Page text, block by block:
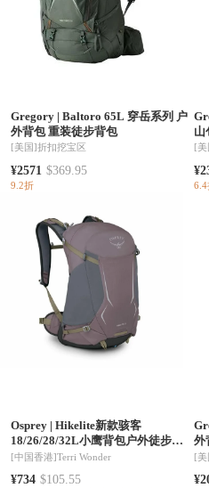
Gregory| Baltoro 65L 穿岳系列 户
外背包 重装徒步背包
[美国]折扣挖宝区
¥2571 $369.95
9.2折
山包 穿岳系列 男
款
[
6.4
Osprey| Hikelite新款骇客
18/26/28/32L小鹰背包户外徒步双
肩旅行男女登山包（香港仓发货）
[中国香港]Terri Wonder
¥734 $105.55
[